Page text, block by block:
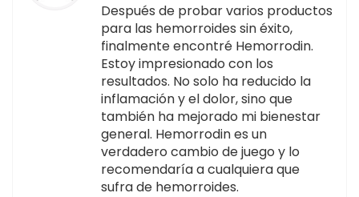
Después de probar varios productos
para las hemorroides sin éxito,
finalmente encontré Hemorrodin.
Estoy impresionado con los
resultados. No solo ha reducido la
inflamación y el dolor, sino que
también ha mejorado mi bienestar
general. Hemorrodin es un
verdadero cambio de juego y lo
recomendaría a cualquiera que
sufra de hemorroides.